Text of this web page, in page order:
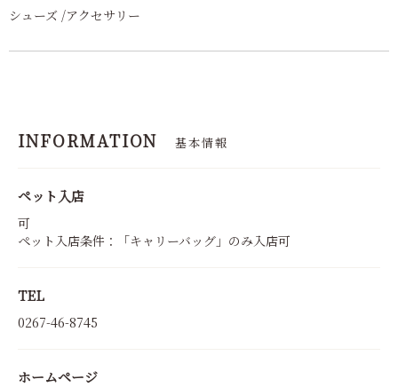
シューズ /アクセサリー
INFORMATION 基本情報
ペット入店
可
ペット入店条件：「キャリーバッグ」のみ入店可
TEL
0267-46-8745
ホームページ